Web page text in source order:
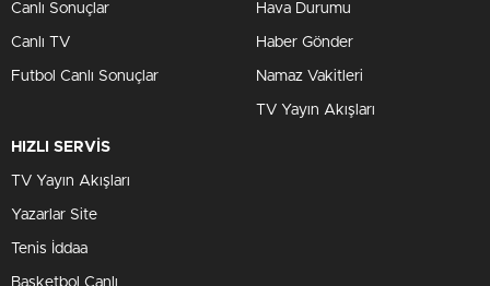
Canlı Sonuçlar
Canlı TV
Futbol Canlı Sonuçlar
Hava Durumu
Haber Gönder
Namaz Vakitleri
TV Yayın Akışları
HIZLI SERVİS
TV Yayın Akışları
Yazarlar Site
Tenis İddaa